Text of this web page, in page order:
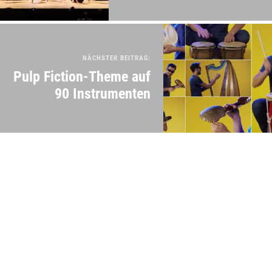
NÄCHSTER BEITRAG:
Pulp Fiction-Theme auf
90 Instrumenten